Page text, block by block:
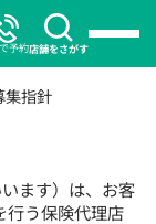
予約店舗をさがす
集指針
ます）は、お客
行う保険代理店